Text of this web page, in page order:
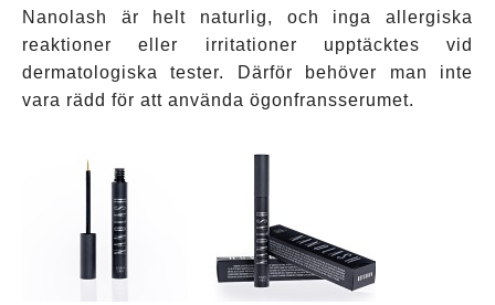
Nanolash är helt naturlig, och inga allergiska
reaktioner eller irritationer upptäcktes vid
dermatologiska tester. Därför behöver man inte
vara rädd för att använda ögonfransserumet.